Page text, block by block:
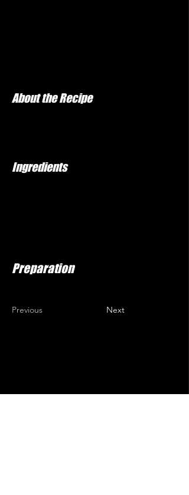
About the Recipe
Ingredients
Preparation
Previous Next